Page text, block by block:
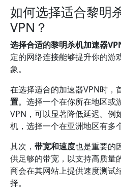
如何选择适合黎明
VPN？
选择合适的黎明杀机加速器
定的网络连接能够提升你的游
象。
在选择适合的加速器VPN时，
置。选择一个在你所在地区或
VPN，可以显著降低延迟。例
机，选择一个在亚洲地区有多
其次， 带宽和速度也是重要的
供足够的带宽，以支持高质量
商会在其网站上提供速度测试
择。